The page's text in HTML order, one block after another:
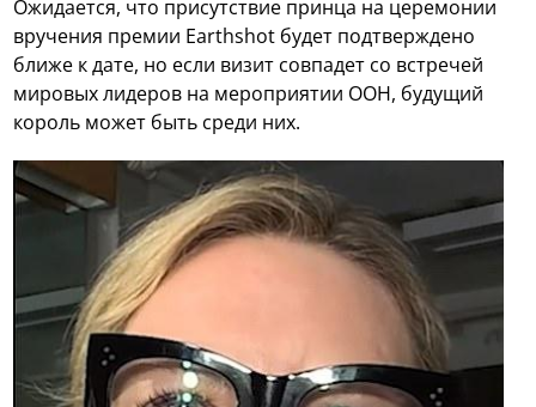
Ожидается, что присутствие принца на церемонии
вручения премии Earthshot будет подтверждено
ближе к дате, но если визит совпадет со встречей
мировых лидеров на мероприятии ООН, будущий
король может быть среди них.